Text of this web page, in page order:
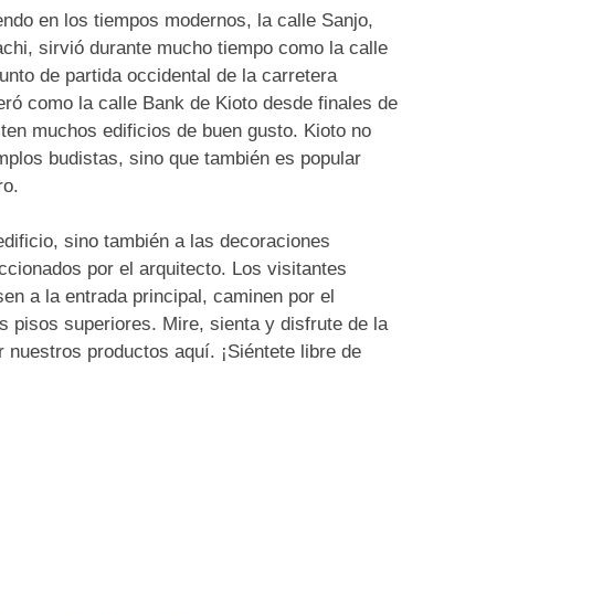
en los tiempos modernos, la calle Sanjo,
sirvió durante mucho tiempo como la calle
de partida occidental de la carretera
como la calle Bank de Kioto desde finales de
muchos edificios de buen gusto. Kioto no
budistas, sino que también es popular
sino también a las decoraciones
por el arquitecto. Los visitantes
a la entrada principal, caminen por el
pisos superiores. Mire, sienta y disfrute de la
productos aquí. ¡Siéntete libre de